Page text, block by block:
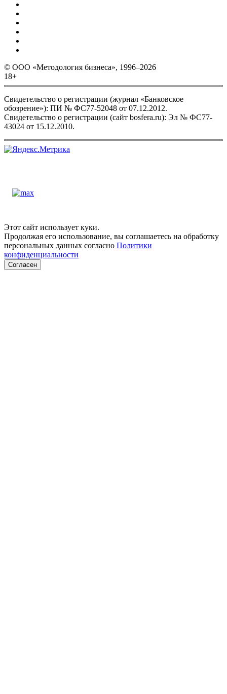
© ООО «Методология бизнеса», 1996–2026
18+
Свидетельство о регистрации (журнал «Банковское
обозрение»): ПИ № ФС77-52048 от 07.12.2012.
Свидетельство о регистрации (сайт bosfera.ru): Эл № ФС77-
43024 от 15.12.2010.
Этот сайт использует куки.
Продолжая его использование, вы соглашаетесь на обработку
персональных данных согласно Политики
конфиденциальности
Согласен